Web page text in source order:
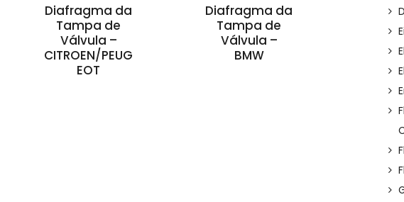
Diafragma da
Tampa de
Válvula –
CITROEN/PEUG
EOT
Diafragma da
Tampa de
Válvula –
BMW